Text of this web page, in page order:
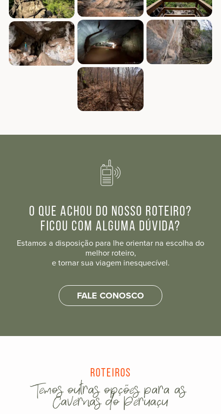
O que achou do nosso roteiro?
Ficou com alguma dúvida?
Estamos a disposição para lhe orientar na escolha do
melhor roteiro,
e tornar sua viagem inesquecível.
FALE CONOSCO
Roteiros
Temos outras opções para as
Cavernas do Peruaçu